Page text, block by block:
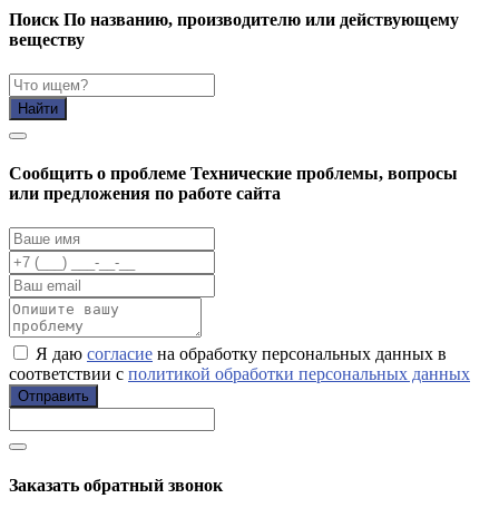
Поиск По названию, производителю или действующему
веществу
Найти
Cообщить о проблеме Технические проблемы, вопросы
или предложения по работе сайта
Я даю согласие на обработку персональных данных в
соответствии с политикой обработки персональных данных
Отправить
Заказать обратный звонок